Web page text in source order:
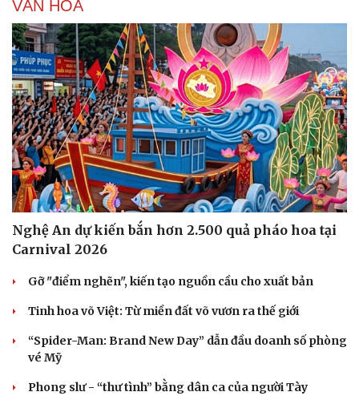
VĂN HÓA
Nghệ An dự kiến bắn hơn 2.500 quả pháo hoa tại
Carnival 2026
Gỡ "điểm nghẽn", kiến tạo nguồn cầu cho xuất bản
Tinh hoa võ Việt: Từ miền đất võ vươn ra thế giới
“Spider-Man: Brand New Day” dẫn đầu doanh số phòng
vé Mỹ
Phong slư - “thư tình” bằng dân ca của người Tày